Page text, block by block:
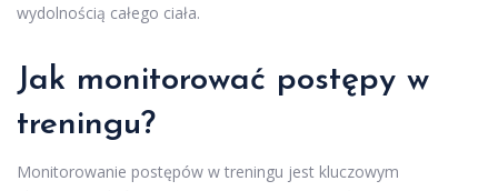
wydolnością całego ciała.
Jak monitorować postępy w
treningu?
Monitorowanie postępów w treningu jest kluczowym